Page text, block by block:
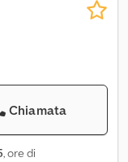
Chiamata
, ore di